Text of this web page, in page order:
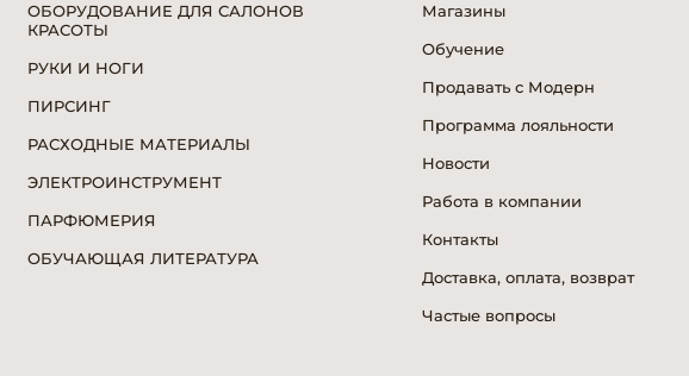
ОБОРУДОВАНИЕ ДЛЯ САЛОНОВ
КРАСОТЫ
РУКИ И НОГИ
ПИРСИНГ
РАСХОДНЫЕ МАТЕРИАЛЫ
ЭЛЕКТРОИНСТРУМЕНТ
ПАРФЮМЕРИЯ
ОБУЧАЮЩАЯ ЛИТЕРАТУРА
Магазины
Обучение
Продавать с Модерн
Программа лояльности
Новости
Работа в компании
Контакты
Доставка, оплата, возврат
Частые вопросы